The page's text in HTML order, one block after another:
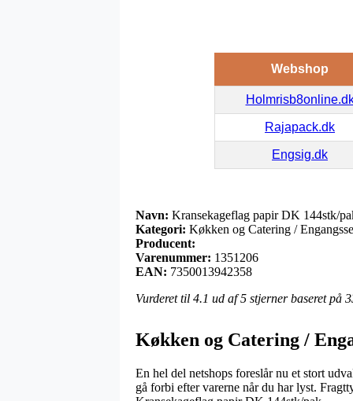
Webshop
Rajapack.dk
Engsig.dk
Navn: Kransekageflag papir DK 144stk/
Kategori: Køkken og Catering /
Producent:
Varenummer: 1351206
EAN: 7350013942358
Vurderet til 4.1 ud af 5 stjerner baseret på
Køkken og Catering /
En hel del netshops foreslår nu et stort
gå forbi efter varerne når du har lyst.